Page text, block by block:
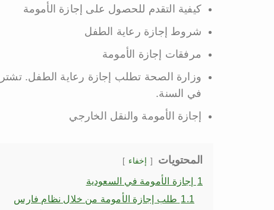
كيفية التقدم للحصول على إجازة الأمومة
شروط إجازة رعاية الطفل
مرفقات إجازة الأمومة
وزارة الصحة تطلب إجازة رعاية الطفل.
في السنة.
إجازة الأمومة والنقل الخارجي
المحتويات إخفاء
1 إجازة الأمومة في السعودية
1.1 طلب إجازة الأمومة من خلال نظام فارس